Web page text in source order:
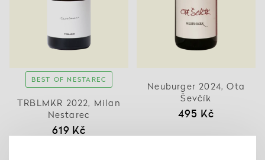
BEST OF NESTAREC
TRBLMKR 2022, Milan
Nestarec
619 Kč
Neuburger 2024, Ota
Ševčík
495 Kč